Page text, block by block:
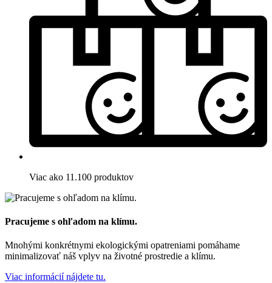
Viac ako 11.100 produktov
Pracujeme s ohľadom na klímu.
Mnohými konkrétnymi ekologickými opatreniami pomáhame
minimalizovať náš vplyv na životné prostredie a klímu.
Viac informácií nájdete tu.